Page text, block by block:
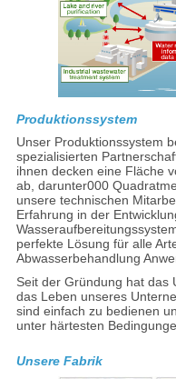
Produktionssystem
Unser Produktionssystem
spezialisierten
ihnen decken eine Fläche
ab, darunter000
unsere technischen
Erfahrung in der
perfekte Lösung für alle
Abwasserbehandlung
Seit der Gründung hat das
das Leben unseres
sind einfach zu bedienen
unter härtesten
Unsere Fabrik